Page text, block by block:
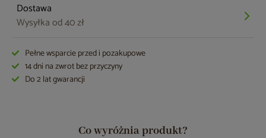
Dostawa
Wysyłka od 40 zł
Pełne wsparcie przed i pozakupowe
14 dni na zwrot bez przyczyny
Do 2 lat gwarancji
Co wyróżnia produkt?